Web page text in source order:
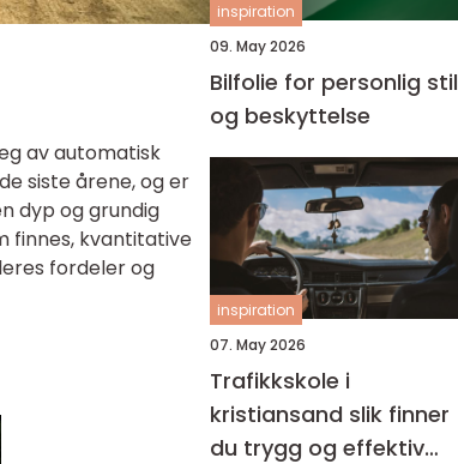
av automatisk
siste årene, og er
dyp og grundig
finnes, kvantitative
fordeler og
inspiration
09. May 2026
Bilfolie for personlig stil
og beskyttelse
inspiration
07. May 2026
Trafikkskole i
kristiansand slik finner
du trygg og effektiv